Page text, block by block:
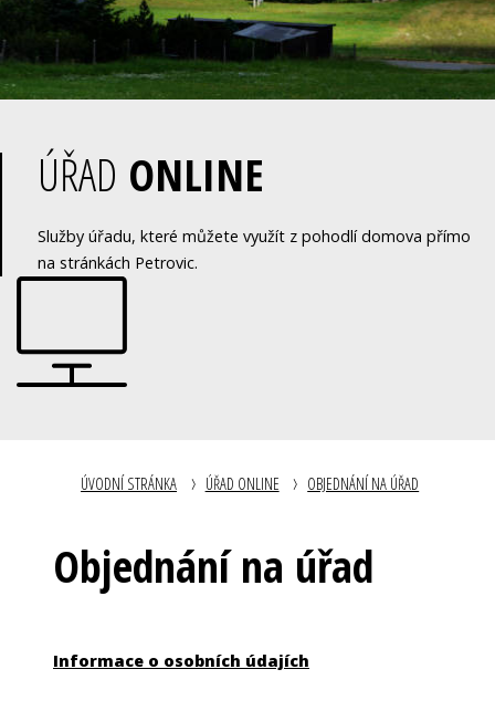
ÚŘAD ONLINE
Služby úřadu, které můžete využít z pohodlí domova přímo
na stránkách Petrovic.
ÚVODNÍ STRÁNKA ÚŘAD ONLINE OBJEDNÁNÍ NA ÚŘAD
Objednání na úřad
Informace o osobních údajích